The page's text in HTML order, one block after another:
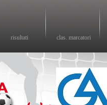
risultati clas. marcatori